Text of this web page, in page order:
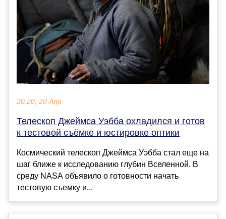
20:20, 20 Апр
Телескоп Джеймса Уэбба охладился и готов
к тестовой съёмке и юстировке оптики
Космический телескоп Джеймса Уэбба стал еще на
шаг ближе к исследованию глубин Вселенной. В
среду NASA объявило о готовности начать
тестовую съемку и...